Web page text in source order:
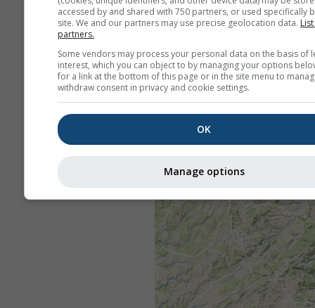
accessed by and shared with 750 partners, or used specifically
site. We and our partners may use precise geolocation data.
partners.
Some vendors may process your personal data on the basis of
interest, which you can object to by managing your options
for a link at the bottom of this page or in the site menu to
withdraw consent in privacy and cookie settings.
OK
Manage options